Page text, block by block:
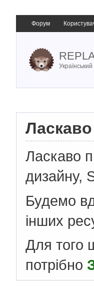
Форум
Ласкаво
дизайну,
Будемо
інших
Для того
потрібно